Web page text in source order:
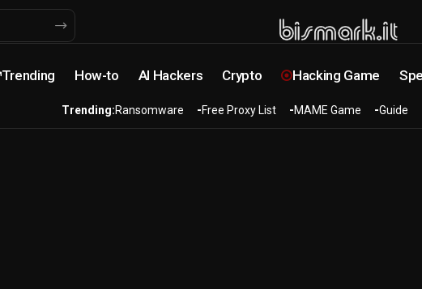
Trending How-to AI Hackers Crypto Hacking Game
Trending:Ransomware Free Proxy List MAME Game Guide